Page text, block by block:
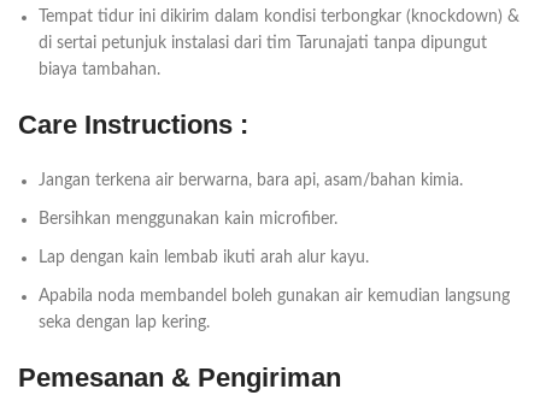
Tempat tidur ini dikirim dalam kondisi terbongkar (knockdown) &
di sertai petunjuk instalasi dari tim Tarunajati tanpa dipungut
biaya tambahan.
Care Instructions :
Jangan terkena air berwarna, bara api, asam/bahan kimia.
Bersihkan menggunakan kain microfiber.
Lap dengan kain lembab ikuti arah alur kayu.
Apabila noda membandel boleh gunakan air kemudian langsung
seka dengan lap kering.
Pemesanan & Pengiriman